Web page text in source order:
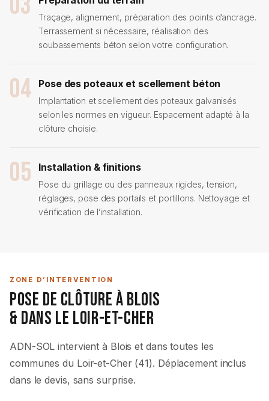
Traçage, alignement, préparation des points d’ancrage.
Terrassement si nécessaire, réalisation des
soubassements béton selon votre configuration.
04 Pose des poteaux et scellement béton
Implantation et scellement des poteaux galvanisés
selon les normes en vigueur. Espacement adapté à la
clôture choisie.
05 Installation & finitions
Pose du grillage ou des panneaux rigides, tension,
réglages, pose des portails et portillons. Nettoyage et
vérification de l’installation.
ZONE D’INTERVENTION
Pose de Clôture à Blois
& Dans le Loir-et-Cher
ADN-SOL intervient à Blois et dans toutes les
communes du Loir-et-Cher (41). Déplacement inclus
dans le devis, sans surprise.